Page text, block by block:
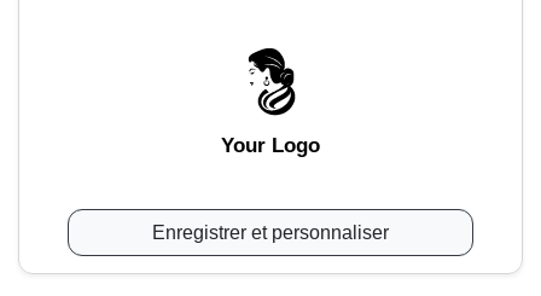
Your Logo
Enregistrer et personnaliser